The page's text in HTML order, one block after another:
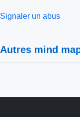
Signaler un abus
Autres mind